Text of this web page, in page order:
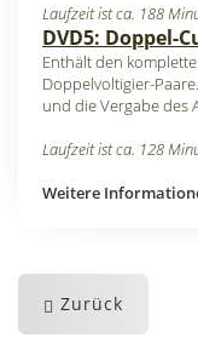
Laufzeit ist ca. 188
DVD5: Doppel-
Enthält den
Doppelvoltigier-
und die Vergabe des
Laufzeit ist ca. 128
Weitere
Zurück